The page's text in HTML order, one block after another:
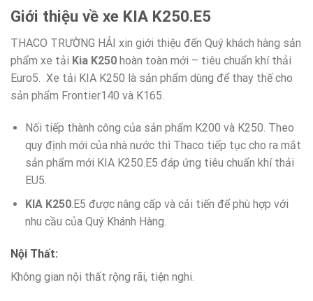
Giới thiệu về xe KIA K250.E5
THACO TRƯỜNG HẢI xin giới thiệu đến Quý khách hàng sản
phẩm xe tải Kia K250 hoàn toàn mới – tiêu chuẩn khí thải
Euro5. Xe tải KIA K250 là sản phẩm dùng để thay thế cho
sản phẩm Frontier140 và K165.
Nối tiếp thành công của sản phẩm K200 và K250. Theo
quy định mới của nhà nước thì Thaco tiếp tục cho ra mắt
sản phẩm mới KIA K250.E5 đáp ứng tiêu chuẩn khí thải
EU5.
KIA K250.E5 được nâng cấp và cải tiến để phù hợp với
nhu cầu của Quý Khánh Hàng.
Nội Thất:
Không gian nội thất rộng rãi, tiện nghi.